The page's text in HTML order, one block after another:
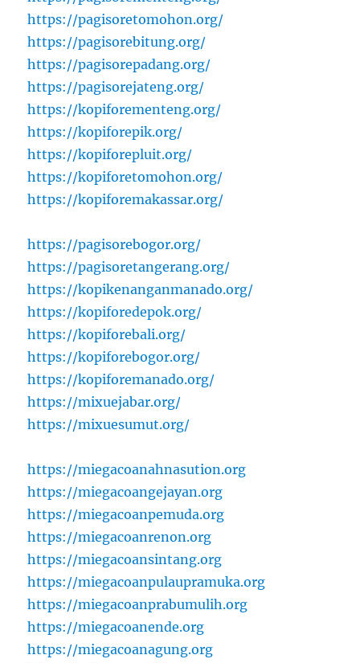
https://pagisoretomohon.org/
https://pagisorebitung.org/
https://pagisorepadang.org/
https://pagisorejateng.org/
https://kopiforementeng.org/
https://kopiforepik.org/
https://kopiforepluit.org/
https://kopiforetomohon.org/
https://kopiforemakassar.org/
https://pagisorebogor.org/
https://pagisoretangerang.org/
https://kopikenanganmanado.org/
https://kopiforedepok.org/
https://kopiforebali.org/
https://kopiforebogor.org/
https://kopiforemanado.org/
https://mixuejabar.org/
https://mixuesumut.org/
https://miegacoanahnasution.org
https://miegacoangejayan.org
https://miegacoanpemuda.org
https://miegacoanrenon.org
https://miegacoansintang.org
https://miegacoanpulaupramuka.org
https://miegacoanprabumulih.org
https://miegacoanende.org
https://miegacoanagung.org